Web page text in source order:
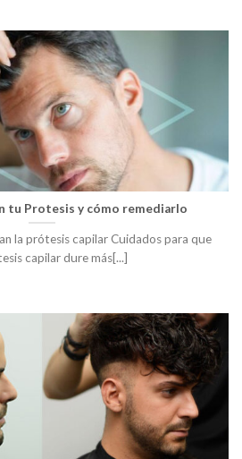
tu Protesis y cómo remediarlo
la prótesis capilar Cuidados para que
capilar dure más[...]